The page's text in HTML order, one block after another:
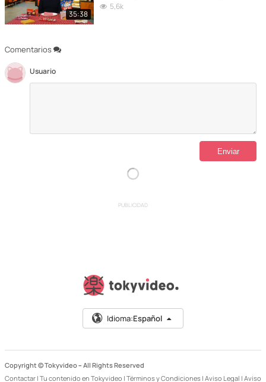
Comentarios
Usuario
35:38
5,6k
PUBLICIDAD
Idioma:Español
Copyright © Tokyvideo – All Rights Reserved
Contactar | Tu contenido en Tokyvideo | Términos y Condiciones | Aviso Legal | Aviso